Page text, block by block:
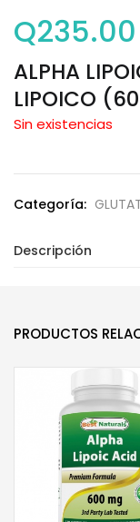
ALPHA
LIPOICO
Q235.00
Sin existencias
Categoría:
Descripción
PRODUCTOS